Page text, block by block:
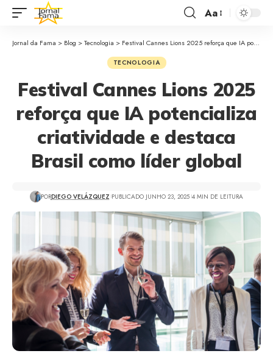
Aa
Jornal da Fama > Blog >Tecnologia > Festival Cannes Lions 2025 reforça que IA potencializa criatividade e destaca Brasil como líder global
TECNOLOGIA
Festival Cannes Lions 2025
reforça que IA potencializa
criatividade e destaca
Brasil como líder global
PORDIEGO VELÁZQUEZ PUBLICADO JUNHO 23, 2025 4 MIN DE LEITURA